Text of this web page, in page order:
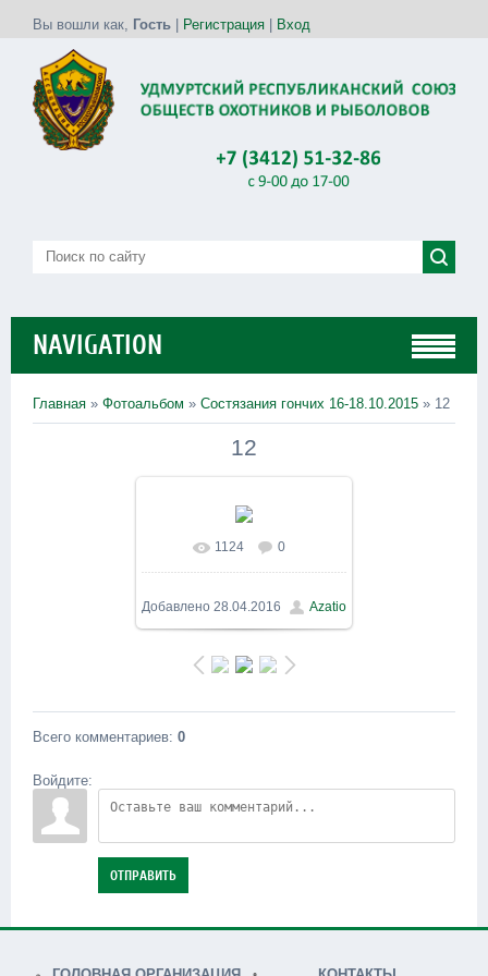
Вы вошли как, Гость Регистрация Вход
NAVIGATION
Главная » Фотоальбом » Состязания гончих 16-18.10.2015 » 12
12
В реальном размере
800x600/ 164.1Kb
1124 0
Добавлено 28.04.2016 Azatio
Всего комментариев: 0
Войдите:
ОТПРАВИТЬ